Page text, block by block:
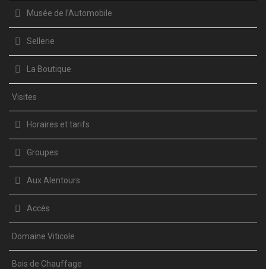
Musée de l’Automobile
Sellerie
La Boutique
Visites
Horaires et tarifs
Groupes
Aux Alentours
Accès
Domaine Viticole
Bois de Chauffage